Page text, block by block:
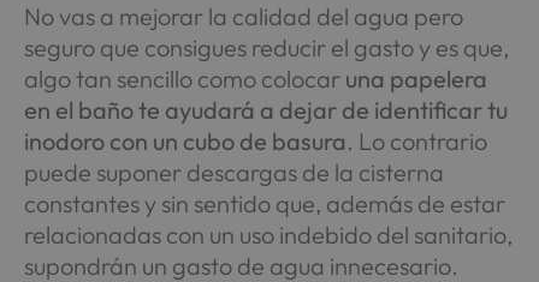
No vas a mejorar la calidad del agua pero
seguro que consigues reducir el gasto y es que,
algo tan sencillo como colocar una papelera
en el baño te ayudará a dejar de identificar tu
inodoro con un cubo de basura. Lo contrario
puede suponer descargas de la cisterna
constantes y sin sentido que, además de estar
relacionadas con un uso indebido del sanitario,
supondrán un gasto de agua innecesario.